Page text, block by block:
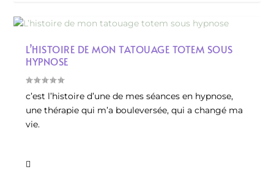
L’HISTOIRE DE MON TATOUAGE TOTEM SOUS
HYPNOSE
c’est l’histoire d’une de mes séances en hypnose,
une thérapie qui m’a bouleversée, qui a changé ma
vie.
